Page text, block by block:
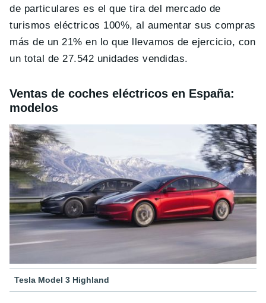
de particulares es el que tira del mercado de
turismos eléctricos 100%, al aumentar sus compras
más de un 21% en lo que llevamos de ejercicio, con
un total de 27.542 unidades vendidas.
Ventas de coches eléctricos en España:
modelos
Tesla Model 3 Highland